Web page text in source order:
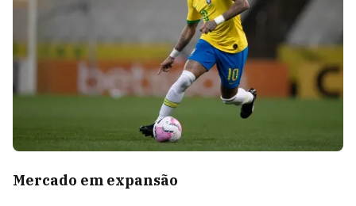
Mercado em expansão